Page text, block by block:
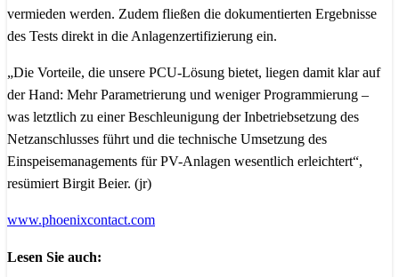
vermieden werden. Zudem fließen die dokumentierten Ergebnisse
des Tests direkt in die Anlagenzertifizierung ein.
„Die Vorteile, die unsere PCU-Lösung bietet, liegen damit klar auf
der Hand: Mehr Parametrierung und weniger Programmierung –
was letztlich zu einer Beschleunigung der Inbetriebsetzung des
Netzanschlusses führt und die technische Umsetzung des
Einspeisemanagements für PV-Anlagen wesentlich erleichtert“,
resümiert Birgit Beier. (jr)
www.phoenixcontact.com
Lesen Sie auch: